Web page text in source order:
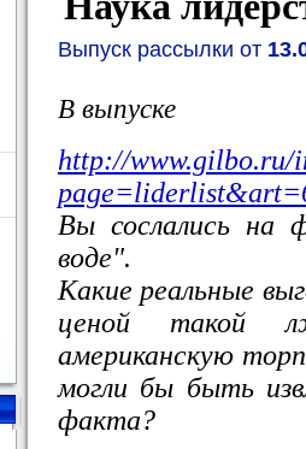
Выпуск рассылки от
В выпуске
http://www.gilbo.ru/
Вы сослались на
воде".
Какие реальные
ценой такой
американскую
могли бы быть
факта?